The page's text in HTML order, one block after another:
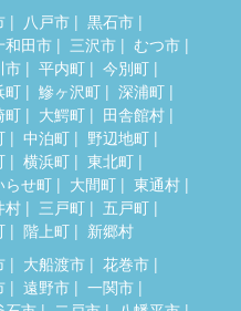
八戸市
黒石市
和田市 三沢市
むつ市
市 平内町
今別町
町 鰺ヶ沢町
深浦町
町 大鰐町
田舎館村
中泊町
野辺地町
横浜町
東北町
らせ町 大間町
東通村
村 三戸町
五戸町
階上町 新郷村
大船渡市
花巻市
遠野市
一関市